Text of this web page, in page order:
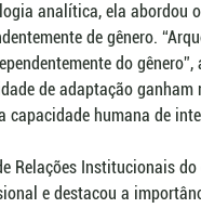
analítica, ela abordou
de gênero.
do
de adaptação
capacidade humana de
Relações Institucionais
e destacou a